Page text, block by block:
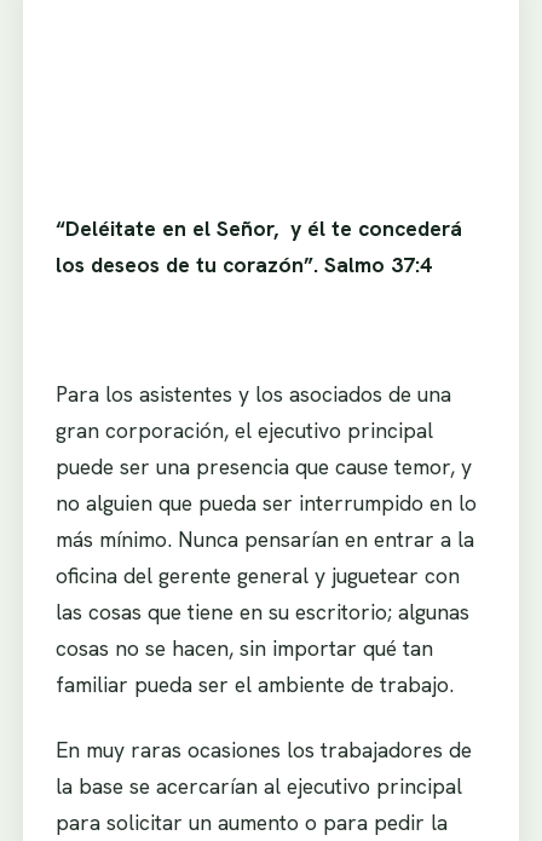
“Deléitate en el Señor, y él te concederá
los deseos de tu corazón”. Salmo 37:4
Para los asistentes y los asociados de una
gran corporación, el ejecutivo principal
puede ser una presencia que cause temor, y
no alguien que pueda ser interrumpido en lo
más mínimo. Nunca pensarían en entrar a la
oficina del gerente general y juguetear con
las cosas que tiene en su escritorio; algunas
cosas no se hacen, sin importar qué tan
familiar pueda ser el ambiente de trabajo.
En muy raras ocasiones los trabajadores de
la base se acercarían al ejecutivo principal
para solicitar un aumento o para pedir la